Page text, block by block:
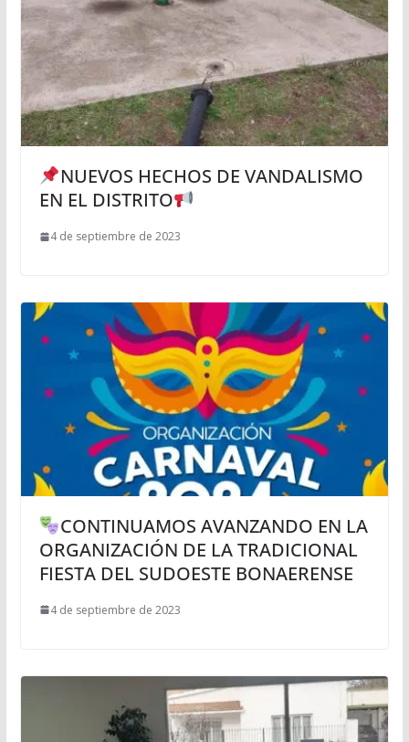
NUEVOS HECHOS DE VANDALISMO
EN EL DISTRITO
4 de septiembre de 2023
CONTINUAMOS AVANZANDO EN LA
ORGANIZACIÓN DE LA TRADICIONAL
FIESTA DEL SUDOESTE BONAERENSE
4 de septiembre de 2023